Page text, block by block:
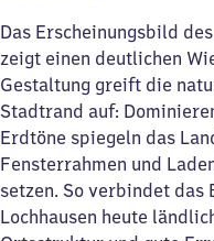
Das Erscheinungsbild
zeigt einen deutlichen
Gestaltung greift die
Stadtrand auf:
Erdtöne spiegeln das
Fensterrahmen und
setzen. So verbindet das
Lochhausen heute